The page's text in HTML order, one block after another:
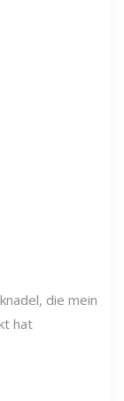
die mein
hat